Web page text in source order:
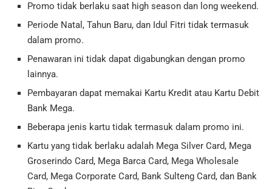
Promo tidak berlaku saat high season dan long weekend.
Periode Natal, Tahun Baru, dan Idul Fitri tidak termasuk
dalam promo.
Penawaran ini tidak dapat digabungkan dengan promo
lainnya.
Pembayaran dapat memakai Kartu Kredit atau Kartu Debit
Bank Mega.
Beberapa jenis kartu tidak termasuk dalam promo ini.
Kartu yang tidak berlaku adalah Mega Silver Card, Mega
Groserindo Card, Mega Barca Card, Mega Wholesale
Card, Mega Corporate Card, Bank Sulteng Card, dan Bank